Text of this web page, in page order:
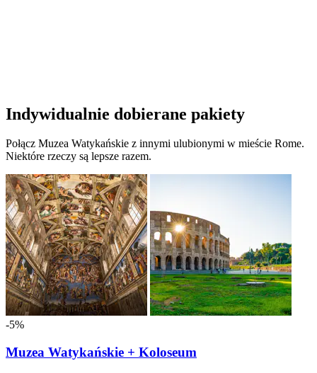
Indywidualnie dobierane pakiety
Połącz Muzea Watykańskie z innymi ulubionymi w mieście Rome.
Niektóre rzeczy są lepsze razem.
-5%
Muzea Watykańskie + Koloseum